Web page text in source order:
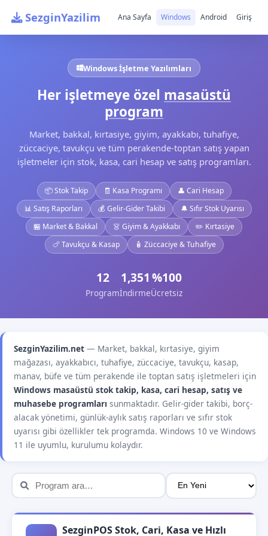
SezginYazilim Ana Sayfa Windows Android Giriş
Windows İşletme Yazılımları
Her işletmeye özel masaüstü
program
Market, bakkal, kırtasiye, giyim, ayakkabı, tuhafiye,
züccaciye, tavukçu ve tüm perakende-toptan satış yapan
işletmeler için stok, kasa, cari hesap ve satış programları.
📦 Stok Takip 🧾 Kasa Programı
👤 Cari Hesap
📊 Satış Raporları
💰 Gelir-Gider Takibi
🔔 Sıfır Stok Uyarısı
🏪 Market & Bakkal
👗 Giyim & Ayakkabı
✏️ Kırtasiye
🍗 Tavukçu & Kasap
🧴 Züccaciye & Tuhafiye
12
Program
1,351
İndirme
%100
Ücretsiz
SezginYazilim.net — Market, bakkal, kırtasiye, giyim
mağazası, ayakkabıcı, tuhafiye, züccaciye, tavukçu, kasap,
manav, büfe ve tüm perakende ile toptan satış işletmeleri için
Windows masaüstü stok takip, kasa, cari hesap, satış ve
muhasebe programları sunmaktadır. Gelir-gider takibi, borç-
alacak yönetimi, günlük-aylık satış raporları ve sıfır stok
uyarısı gibi özellikler tek programda. Windows 10 ve Windows
11 ile uyumlu, kurulumu kolaydır.
SezginPOS Stok, Cari, Kasa ve Hızlı